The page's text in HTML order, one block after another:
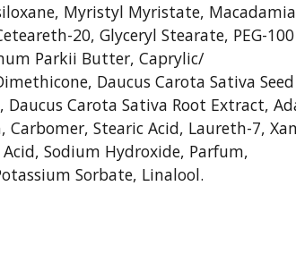
Myristyl Myristate, Macadamia
20, Glyceryl Stearate, PEG-100
Parkii Butter, Caprylic/
Daucus Carota Sativa
Carota Sativa Root Extract,
Stearic Acid, Laureth-7,
Sodium Hydroxide, Parfum,
Sorbate, Linalool.